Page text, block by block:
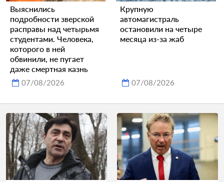
Выяснились
подробности зверской
расправы над четырьмя
студентами. Человека,
которого в ней
обвинили, не пугает
даже смертная казнь
07/08/2026
Крупную
автомагистраль
остановили на четыре
месяца из-за жаб
07/08/2026